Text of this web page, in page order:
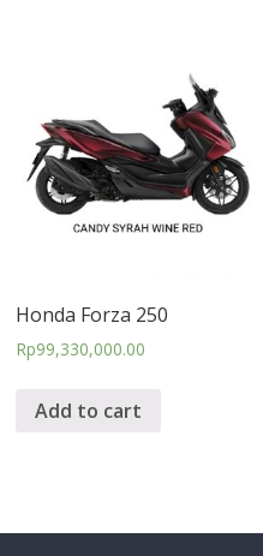
Honda Forza 250
Rp99,330,000.00
Add to cart